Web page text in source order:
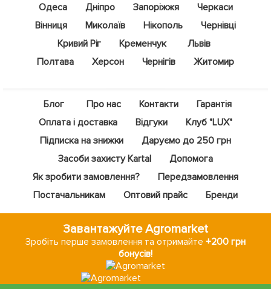
Одеса
Дніпро Запоріжжя
Черкаси
Вінниця
Миколаїв Нікополь
Чернівці
Кривий Ріг
Кременчук
Львів
Полтава
Херсон Чернігів Житомир
Блог Про нас Контакти
Гарантія
Оплата і доставка
Відгуки
Клуб "LUX"
Підписка на знижки
Даруємо до 250 грн
Засоби захисту Kartal
Допомога
Як зробити замовлення?
Передзамовлення
Постачальникам
Оптовий прайс Бренди
Завантажуйте Agromarket
Зробіть перше замовлення та отримайте+200 грн
бонусів!